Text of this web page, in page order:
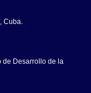
Cuba.
de Desarrollo de la